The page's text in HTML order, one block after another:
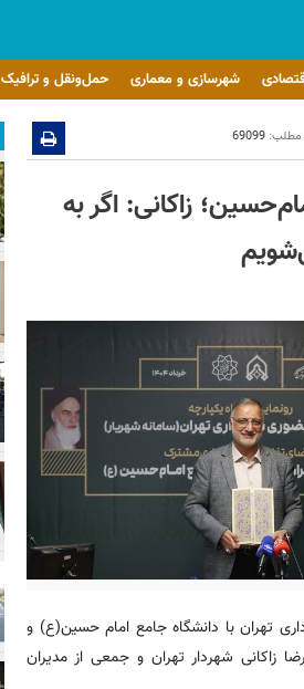
شهرسازی و معماری حمل‌ونقل و ترافیک
مطلب: 69099
زاکانی: اگر به
امضای تفاهم نامه مشترک شهرداری تهران با دانشگاه جامع امام حسین(ع) و
زاکانی شهردار تهران و جمعی از مدیران